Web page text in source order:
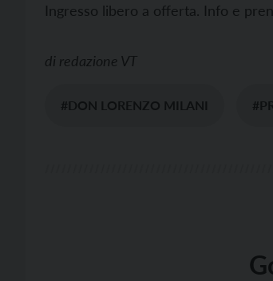
Ingresso libero a offerta. Info e
di redazione VT
#DON LORENZO MILANI